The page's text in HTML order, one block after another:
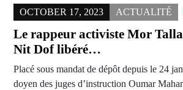
OCTOBER 17, 2023 ACTUALITÉ
Le rappeur activiste Mor
Nit Dof libéré…
Placé sous mandat de dépôt depuis le 24
doyen des juges d’instruction Oumar